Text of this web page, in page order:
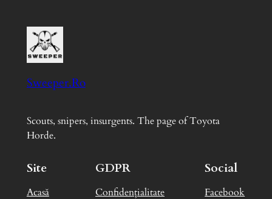
Sweeper.Ro
Scouts, snipers, insurgents. The page of Toyota
Horde.
Site
Acasă
GDPR
Confidențialitate
Social
Facebook